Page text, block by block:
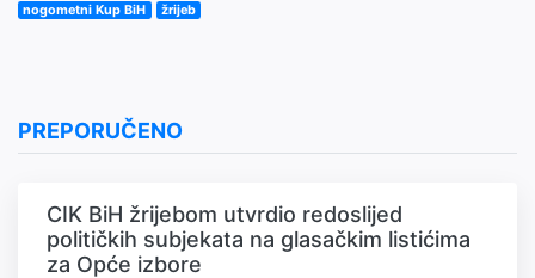
nogometni Kup BiH žrijeb
PREPORUČENO
CIK BiH žrijebom utvrdio redoslijed
političkih subjekata na glasačkim listićima
za Opće izbore